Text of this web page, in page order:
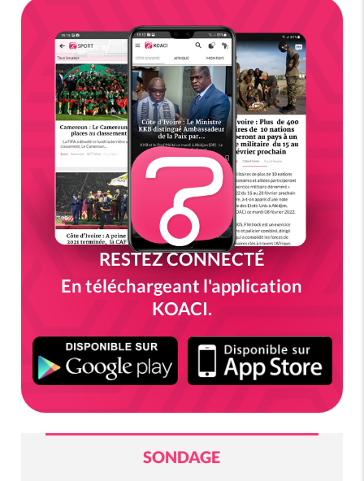
RESTEZ CONNECTÉ
En téléchargeant l'application
KOACI.
SONDAGE